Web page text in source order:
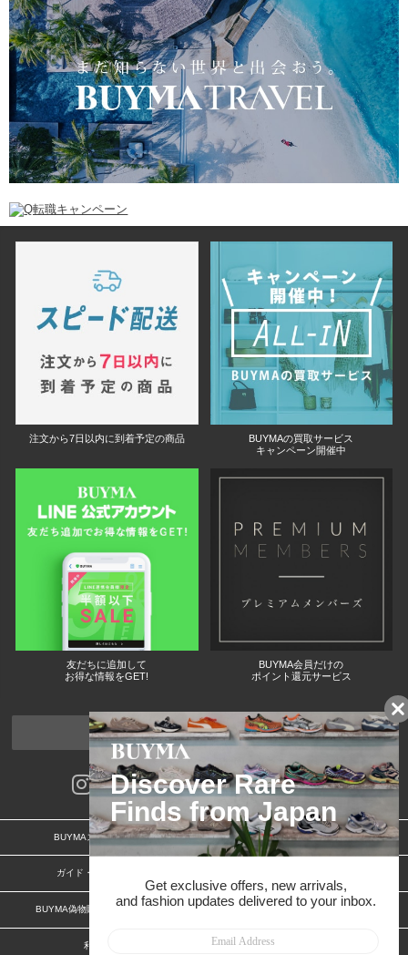
注文から7日以内に到着予定の商品
BUYMAの買取サービス
キャンペーン開催中
友だちに追加して
お得な情報をGET!
BUYMA会員だけの
ポイント還元サービス
ページトップへ
BUYMAスタートガイド 安心への取り組み
ガイド・お問い合わせ
BUYMA偽物販売防止の取り組み BUYMA CARD
利用規約